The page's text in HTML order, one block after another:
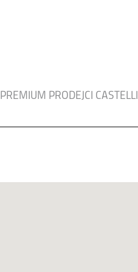
PREMIUM PRODEJCI CASTELLI